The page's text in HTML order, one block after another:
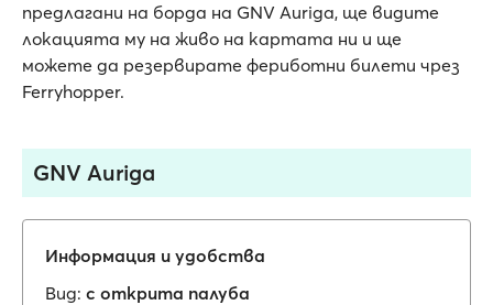
предлагани на борда на GNV Auriga, ще видите
локацията му на живо на картата ни и ще
можете да резервирате фериботни билети чрез
Ferryhopper.
GNV Auriga
Информация и удобства
Вид: с открита палуба